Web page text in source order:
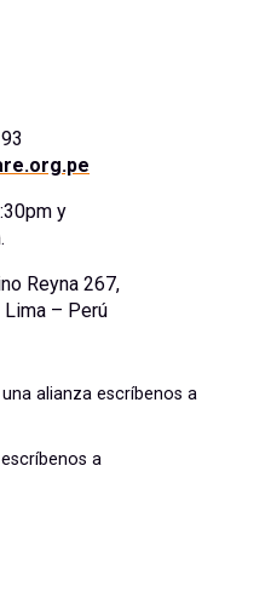
y
Reyna 267,
– Perú
alianza escríbenos a
a